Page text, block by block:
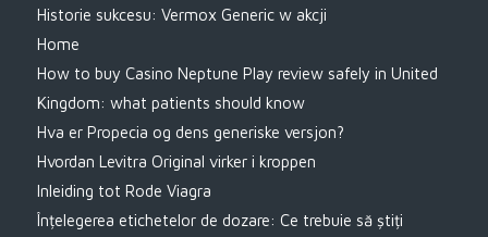
Historie sukcesu: Vermox Generic w akcji
Home
How to buy Casino Neptune Play review safely in United
Kingdom: what patients should know
Hva er Propecia og dens generiske versjon?
Hvordan Levitra Original virker i kroppen
Inleiding tot Rode Viagra
Înțelegerea etichetelor de dozare: Ce trebuie să știți